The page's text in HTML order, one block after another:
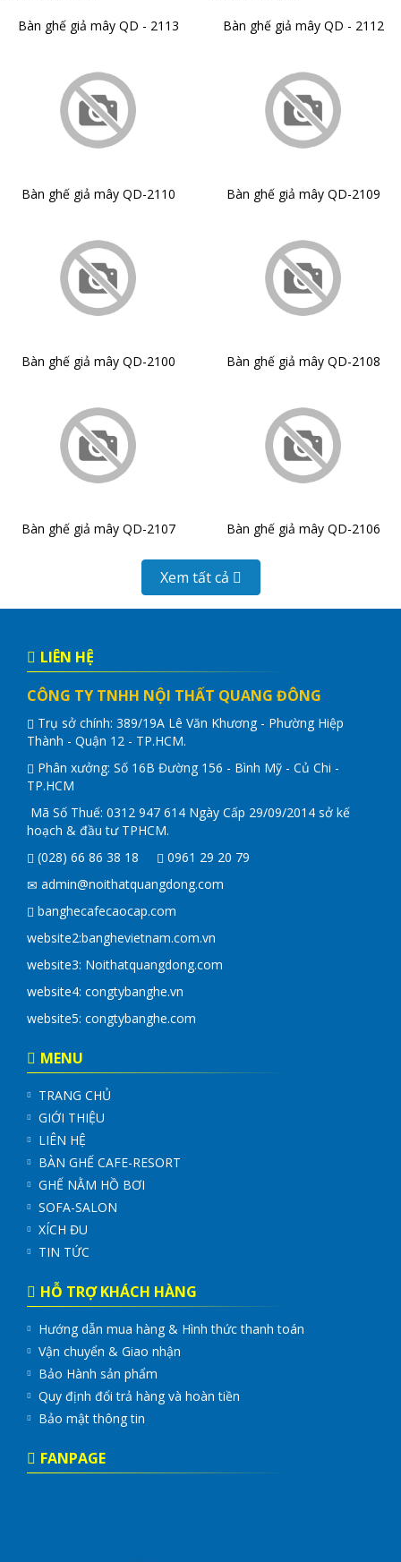
Bàn ghế giả mây QD - 2113 Bàn ghế giả mây QD - 2112
Bàn ghế giả mây QD-2110 Bàn ghế giả mây QD-2109
Bàn ghế giả mây QD-2100 Bàn ghế giả mây QD-2108
Bàn ghế giả mây QD-2107 Bàn ghế giả mây QD-2106
Xem tất cả
LIÊN HỆ
CÔNG TY TNHH NỘI THẤT QUANG ĐÔNG
Trụ sở chính: 389/19A Lê Văn Khương - Phường Hiệp
Thành - Quận 12 - TP.HCM.
Phân xưởng: Số 16B Đường 156 - Bình Mỹ - Củ Chi -
TP.HCM
Mã Số Thuế: 0312 947 614 Ngày Cấp 29/09/2014 sở kế
hoạch & đầu tư TPHCM.
(028) 66 86 38 18
0961 29 20 79
admin@noithatquangdong.com
banghecafecaocap.com
website2:banghevietnam.com.vn
website3: Noithatquangdong.com
website4: congtybanghe.vn
website5: congtybanghe.com
MENU
TRANG CHỦ
GIỚI THIỆU
LIÊN HỆ
BÀN GHẾ CAFE-RESORT
GHẾ NẰM HỒ BƠI
SOFA-SALON
XÍCH ĐU
TIN TỨC
HỖ TRỢ KHÁCH HÀNG
Hướng dẫn mua hàng & Hình thức thanh toán
Vận chuyển & Giao nhận
Bảo Hành sản phẩm
Quy định đổi trả hàng và hoàn tiền
Bảo mật thông tin
FANPAGE